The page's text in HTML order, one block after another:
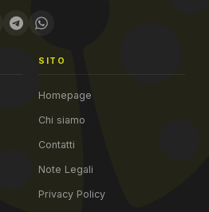
SITO
Homepage
Chi siamo
Contatti
Note Legali
Privacy Policy